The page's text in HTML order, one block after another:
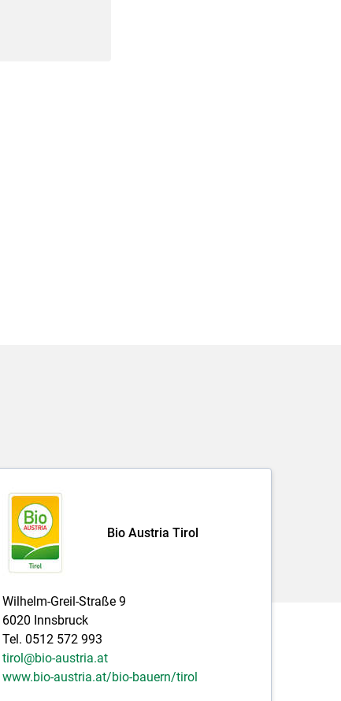
Bio Austria Tirol
Wilhelm-Greil-Straße 9
6020 Innsbruck
Tel. 0512 572 993
tirol@bio-austria.at
www.bio-austria.at/bio-bauern/tirol